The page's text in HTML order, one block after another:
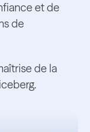
et de
de
de la